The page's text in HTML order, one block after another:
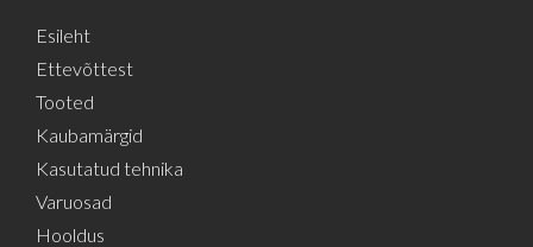
Esileht
Ettevõttest
Tooted
Kaubamärgid
Kasutatud tehnika
Varuosad
Hooldus